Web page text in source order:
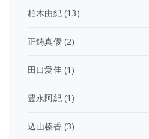
柏木由紀(13)
正鋳真優(2)
田口愛佳(1)
豊永阿紀(1)
込山榛香 (3)